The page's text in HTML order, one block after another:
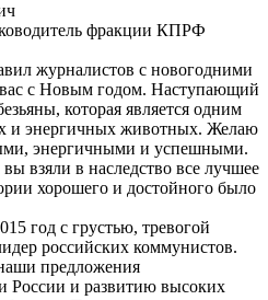
фракции КПРФ
журналистов с новогодними
с Новым годом. Наступающий
которая является одним
и энергичных животных. Желаю
энергичными и успешными.
взяли в наследство все лучшее
хорошего и достойного было
год с грустью, тревогой
российских коммунистов.
предложения
России и развитию высоких